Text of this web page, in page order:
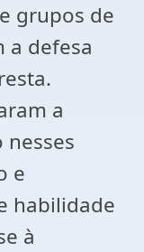
grupos de
a defesa
a
e
habilidade
à